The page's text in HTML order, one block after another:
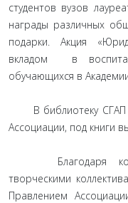
студентов вузов
награды различных
подарки. Акция
вкладом в
обучающихся в
В библиотеку СГАП
Ассоциации, под книги
Благодаря
творческими
Правлением